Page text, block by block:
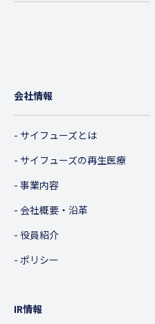
会社情報
サイフューズとは
サイフューズの再生医療
事業内容
会社概要・沿革
役員紹介
ポリシー
IR情報